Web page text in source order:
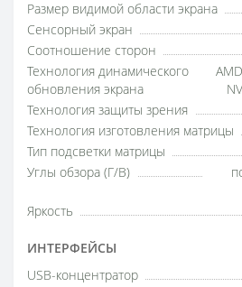
Размер видимой области экрана
Сенсорный экран
Соотношение сторон
Технология динамического
обновления экрана
Технология защиты зрения
Технология изготовления матрицы
Тип подсветки матрицы
Углы обзора (Г/В)
Яркость
ИНТЕРФЕЙСЫ
USB-концентратор